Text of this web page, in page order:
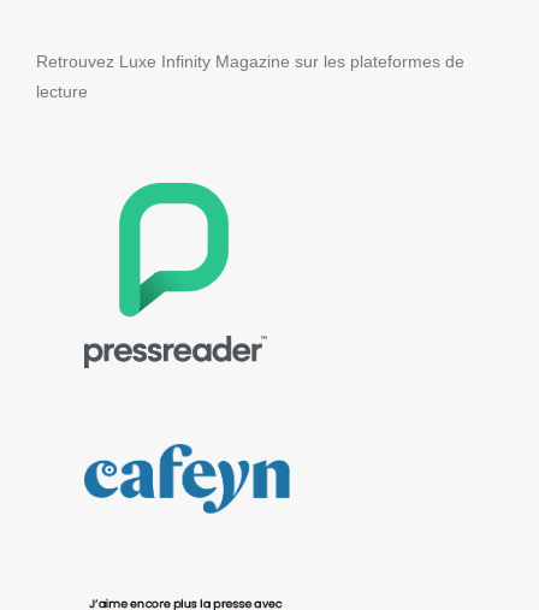
Retrouvez Luxe Infinity Magazine sur les plateformes de
lecture